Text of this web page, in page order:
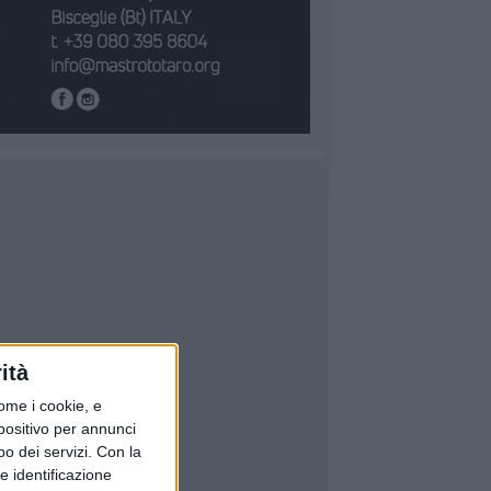
i cookie, e
per annunci
dei servizi. Con la
identificazione